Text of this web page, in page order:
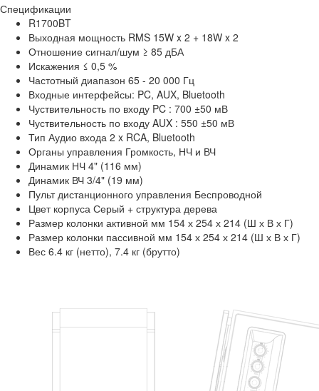
Спецификации
R1700BT
Выходная мощность RMS 15W x 2 + 18W x 2
Отношение сигнал/шум ≥ 85 дБА
Искажения ≤ 0,5 %
Частотный диапазон 65 - 20 000 Гц
Входные интерфейсы: PC, AUX, Bluetooth
Чуствительность по входу PC : 700 ±50 мВ
Чуствительность по входу AUX : 550 ±50 мВ
Тип Аудио входа 2 x RCA, Bluetooth
Органы управления Громкость, НЧ и ВЧ
Динамик НЧ 4" (116 мм)
Динамик ВЧ 3/4" (19 мм)
Пульт дистанционного управления Беспроводной
Цвет корпуса Серый + структура дерева
Размер колонки активной мм 154 х 254 х 214 (Ш х В х Г)
Размер колонки пассивной мм 154 х 254 х 214 (Ш х В х Г)
Вес 6.4 кг (нетто), 7.4 кг (брутто)